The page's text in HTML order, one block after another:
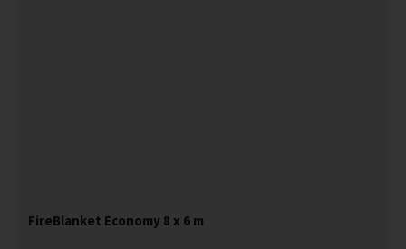
FireBlanket Economy 8 x 6 m